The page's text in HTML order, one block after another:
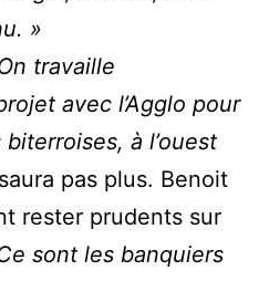
»
travaille
avec l’Agglo pour
à l’ouest
pas plus. Benoit
rester prudents sur
sont les banquiers